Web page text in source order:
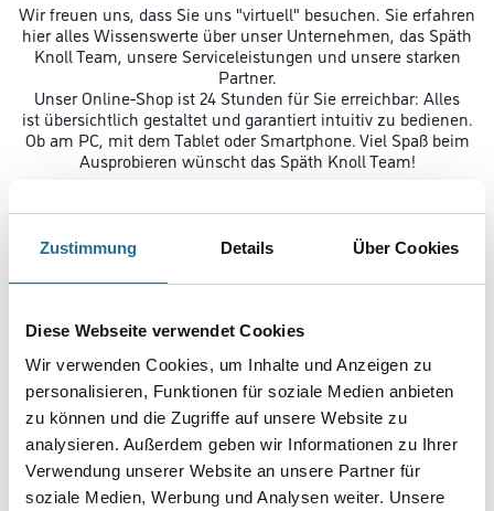
Zustimmung Details Über Cookies
Diese Webseite verwendet Cookies
Wir verwenden Cookies, um Inhalte und Anzeigen zu
personalisieren, Funktionen für soziale Medien anbieten
zu können und die Zugriffe auf unsere Website zu
analysieren. Außerdem geben wir Informationen zu Ihrer
Verwendung unserer Website an unsere Partner für
soziale Medien, Werbung und Analysen weiter. Unsere
Wir freuen uns, dass Sie uns "virtuell" besuchen. Sie erfahren
hier alles Wissenswerte über unser Unternehmen, das Späth
Knoll Team, unsere Serviceleistungen und unsere starken
Partner.
Unser Online-Shop ist 24 Stunden für Sie erreichbar: Alles
ist übersichtlich gestaltet und garantiert intuitiv zu bedienen.
Ob am PC, mit dem Tablet oder Smartphone. Viel Spaß beim
Ausprobieren wünscht das Späth Knoll Team!